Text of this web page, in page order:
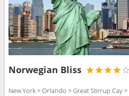
Norwegian Bliss
New York > Orlando > Great Stirrup Cay